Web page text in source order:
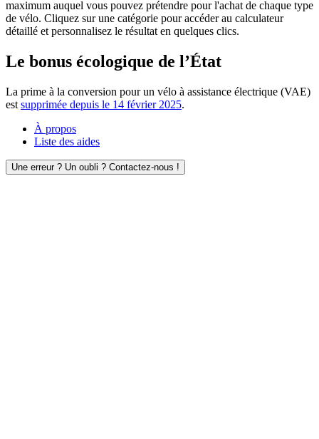
maximum auquel vous pouvez prétendre pour l'achat de chaque type
de vélo. Cliquez sur une catégorie pour accéder au calculateur
détaillé et personnalisez le résultat en quelques clics.
Le bonus écologique de l’État
La prime à la conversion pour un vélo à assistance électrique (VAE)
est supprimée depuis le 14 février 2025.
À propos
Liste des aides
Une erreur ? Un oubli ? Contactez-nous !